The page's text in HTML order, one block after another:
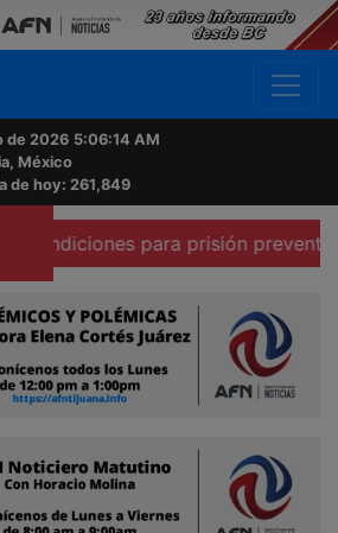
de 2026 5:06:15 AM
México
de hoy: 261,849
para prisión preventiva